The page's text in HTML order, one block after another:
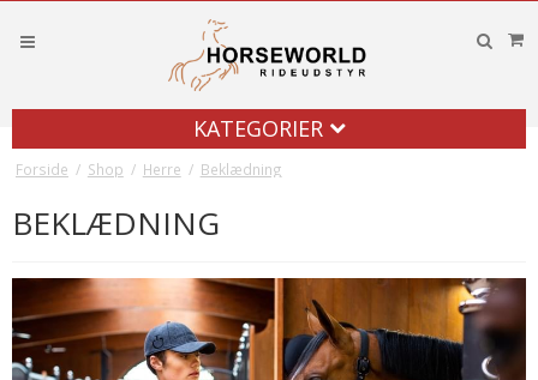
KATEGORIER
Forside / Shop / Herre / Beklædning
BEKLÆDNING